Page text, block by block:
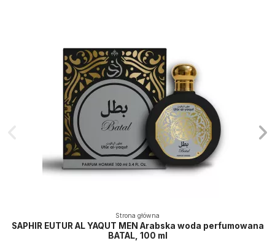
Strona główna
SAPHIR EUTUR AL YAQUT MEN Arabska woda perfumowana
BATAL, 100 ml